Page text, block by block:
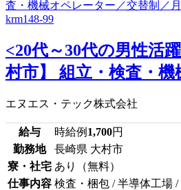
<20代～30代の男性活
村市】 組立・検査・
エヌエス・テック株式会社
給与 時給例 1,700円
勤務地
長崎県 大村市
寮・社宅 あり（無料）
仕事内容 検査・梱包 / 半導体工場 /